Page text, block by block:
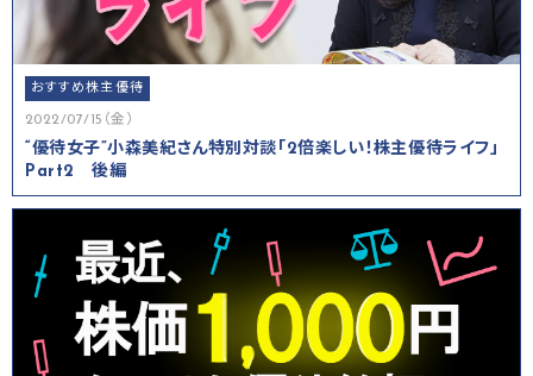
おすすめ株主優待
2022/07/15（金）
“優待女子”小森美紀さん特別対談「2倍楽しい！株主優待ライフ」
Part2 後編